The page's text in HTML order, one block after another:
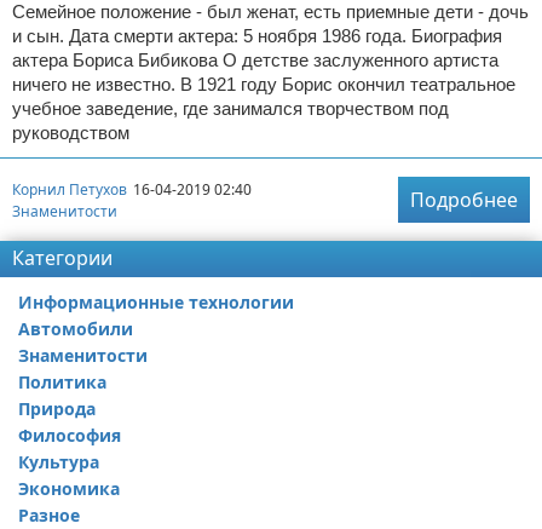
Семейное положение - был женат, есть приемные дети - дочь
и сын. Дата смерти актера: 5 ноября 1986 года. Биография
актера Бориса Бибикова О детстве заслуженного артиста
ничего не известно. В 1921 году Борис окончил театральное
учебное заведение, где занимался творчеством под
руководством
Корнил Петухов 16-04-2019 02:40
Знаменитости
Подробнее
Категории
Информационные технологии
Автомобили
Знаменитости
Политика
Природа
Философия
Культура
Экономика
Разное